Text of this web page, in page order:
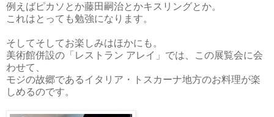
例えばピカソとか藤田嗣治とかキスリングとか。
これはとっても勉強になります。
そしてそしてお楽しみはほかにも。
美術館併設の「レストラン アレイ」では、この展覧会に会
わせて、
モジの故郷であるイタリア・トスカーナ地方のお料理が楽
しめるのです。